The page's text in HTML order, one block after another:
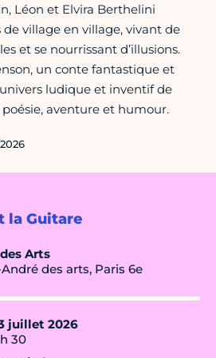
la Guitare
Arts
des arts, Paris 6e
juillet 2026
30
Léon et Elvira Berthelini
village en village, vivant de
et se nourrissant d’illusions.
un conte fantastique et
ludique et inventif de
aventure et humour.